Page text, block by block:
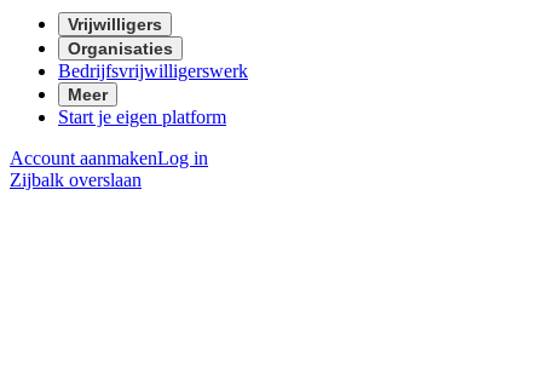
Vrijwilligers
Organisaties
Bedrijfsvrijwilligerswerk
Meer
Start je eigen platform
Account aanmakenLog in
Zijbalk overslaan